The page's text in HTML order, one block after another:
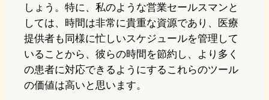
しょう。特に、私のような営業セールスマンと
しては、時間は非常に貴重な資源であり、医療
提供者も同様に忙しいスケジュールを管理して
いることから、彼らの時間を節約し、より多く
の患者に対応できるようにするこれらのツール
の価値は高いと思います。